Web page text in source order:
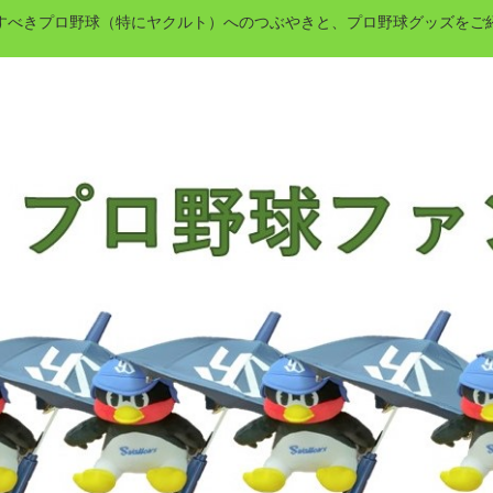
べきプロ野球（特にヤクルト）へのつぶやきと、プロ野球グッズをご